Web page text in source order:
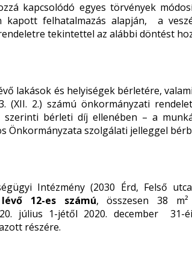
kapcsolódó egyes törvények
kapott felhatalmazás alapján,
a
tekintettel az alábbi döntést
lakások és helyiségek bérletére,
(XII. 2.) számú önkormányzati
bérleti díj ellenében – a
Önkormányzata szolgálati jelleggel
Intézmény (2030 Érd, Felső
12-es számú, összesen 38 m²
július 1-jétől 2020. december
részére.